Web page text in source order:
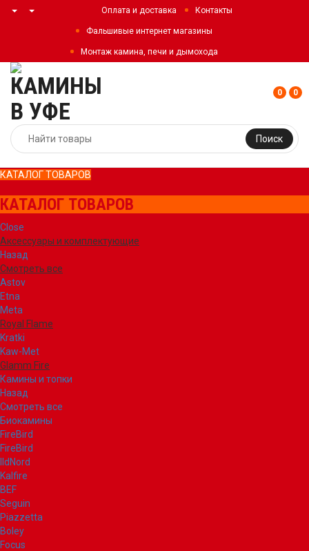
Оплата и доставка Контакты
Фальшивые интернет магазины
Монтаж камина, печи и дымохода
Поиск
0 0
КАТАЛОГ ТОВАРОВ
КАТАЛОГ ТОВАРОВ
Close
Аксессуары и комплектующие
Назад
Смотреть все
Astov
Etna
Meta
Royal Flame
Kratki
Kaw-Met
Glamm Fire
Камины и топки
Назад
Смотреть все
Биокамины
FireBird
FireBird
IldNord
Kalfire
BEF
Seguin
Piazzetta
Boley
Focus